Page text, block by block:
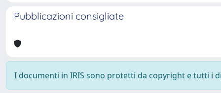
Pubblicazioni consigliate
I documenti in IRIS sono protetti da copyright e tutti i